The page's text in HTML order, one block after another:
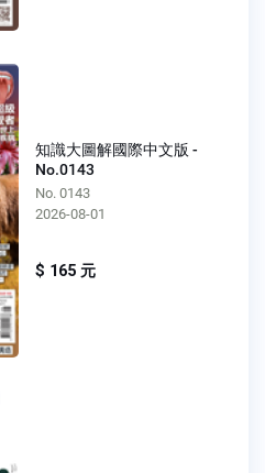
知識大圖解國際中文版 -
No.0143
No. 0143
2026-08-01
$ 165 元